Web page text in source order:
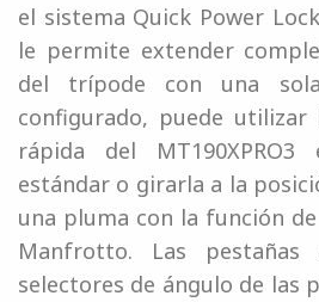
el sistema Quick Power
le permite extender
del trípode con una
configurado, puede utilizar
rápida del
estándar o girarla a la
una pluma con la función
Manfrotto. Las pestañas
selectores de ángulo de las